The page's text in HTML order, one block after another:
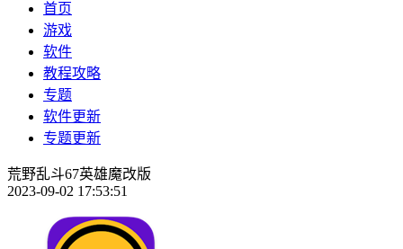
首页
游戏
软件
教程攻略
专题
软件更新
专题更新
荒野乱斗67英雄魔改版
2023-09-02 17:53:51